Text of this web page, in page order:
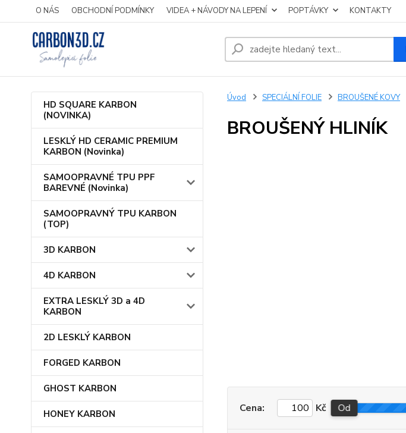
O NÁS OBCHODNÍ PODMÍNKY VIDEA + NÁVODY NA LEPENÍ POPTÁVKY KONTAKTY
HD SQUARE KARBON
(NOVINKA)
LESKLÝ HD CERAMIC PREMIUM
KARBON (Novinka)
SAMOOPRAVNÉ TPU PPF
BAREVNÉ (Novinka)
SAMOOPRAVNÝ TPU KARBON
(TOP)
3D KARBON
4D KARBON
EXTRA LESKLÝ 3D a 4D
KARBON
2D LESKLÝ KARBON
FORGED KARBON
GHOST KARBON
HONEY KARBON
Úvod SPECIÁLNÍ FOLIE BROUŠENÉ KOVY
BROUŠENÝ HLINÍK
Cena: Kč Od